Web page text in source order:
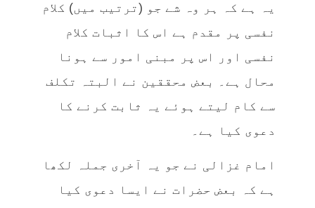
یہ ہے کہ ہر وہ شے جو (ترتیب میں) کلام
نفسی پر مقدم ہے اس کا اثبات کلام
نفسی اور اس پر مبنی امور سے ہونا
محال ہے۔ بعض محققین نے البتہ تکلف
سے کام لیتے ہوئے یہ ثابت کرنے کا
دعوی کیا ہے۔
امام غزالی نے جو یہ آخری جملہ لکھا
ہے کہ بعض حضرات نے ایسا دعوی کیا